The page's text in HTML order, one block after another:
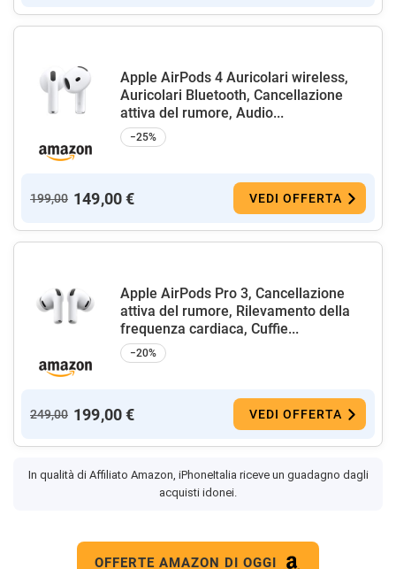
Apple AirPods 4 Auricolari wireless,
Auricolari Bluetooth, Cancellazione
attiva del rumore, Audio...
−25%
199,00 149,00 € VEDI OFFERTA
Apple AirPods Pro 3, Cancellazione
attiva del rumore, Rilevamento della
frequenza cardiaca, Cuffie...
−20%
249,00 199,00 € VEDI OFFERTA
In qualità di Affiliato Amazon, iPhoneItalia riceve un guadagno dagli
acquisti idonei.
OFFERTE AMAZON DI OGGI